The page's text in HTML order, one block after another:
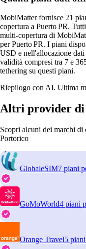
MobiMatter fornisce 21
copertura a Puerto PR.
multi‑copertura di
per Puerto PR. I piani
USD e nell'allocazione
validità compresi tra 7 e
tethering su questi piani.
Riepilogo con AI. Ultima
Altri provider
Scopri alcuni dei marchi
Portorico
GlobaleSIM7 piani
GoMoWorld4 piani
Orange Travel5